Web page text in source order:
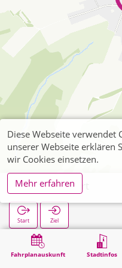
Fahrplanauskunft Stadtinfos
Bergstein Ort
Start Ziel
Suche
Diese Webseite verwendet
unserer Webseite erklären
wir Cookies einsetzen.
Mehr erfahren